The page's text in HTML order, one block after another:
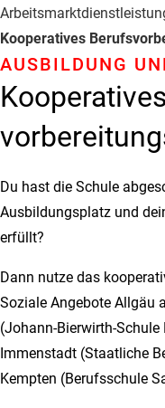
Kooperatives
AUSBILDUNG
Du hast die Schule
Ausbildungsplatz und
erfüllt?
Dann nutze das
Soziale Angebote Allgäu
(Johann-Bierwirth-
Immenstadt (Staatliche
Kempten (Berufsschule